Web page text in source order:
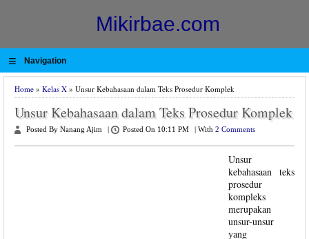
Mikirbae.com
≡ Navigation
Home » Kelas X » Unsur Kebahasaan dalam Teks Prosedur Komplek
Unsur Kebahasaan dalam Teks Prosedur Komplek
Posted By Nanang Ajim Posted On 10:11 PM With 2 Comments
Unsur
kebahasaan teks
prosedur
kompleks
merupakan
unsur-unsur
yang